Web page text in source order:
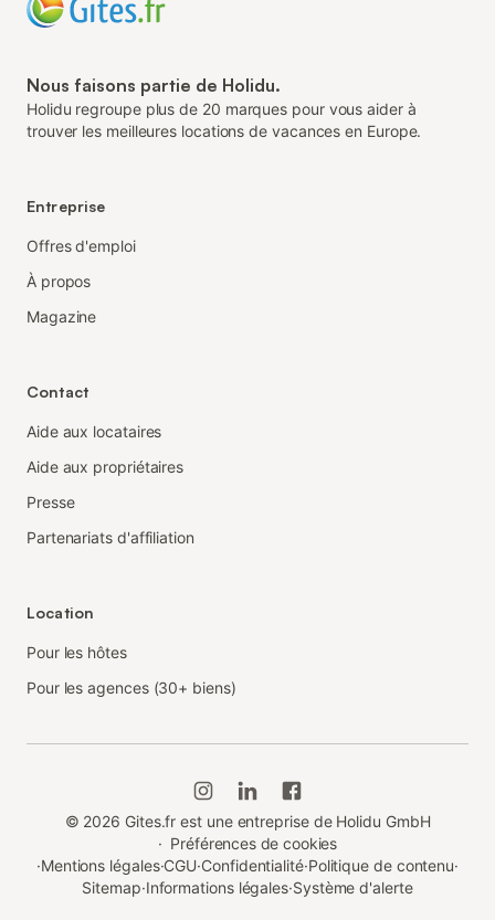
Nous faisons partie de Holidu.
Holidu regroupe plus de 20 marques pour vous aider à
trouver les meilleures locations de vacances en Europe.
Entreprise
Offres d'emploi
À propos
Magazine
Contact
Aide aux locataires
Aide aux propriétaires
Presse
Partenariats d'affiliation
Location
Pour les hôtes
Pour les agences (30+ biens)
© 2026 Gites.fr est une entreprise de Holidu GmbH
· Préférences de cookies
·Mentions légales·CGU·Confidentialité·Politique de contenu·
Sitemap·Informations légales·Système d'alerte